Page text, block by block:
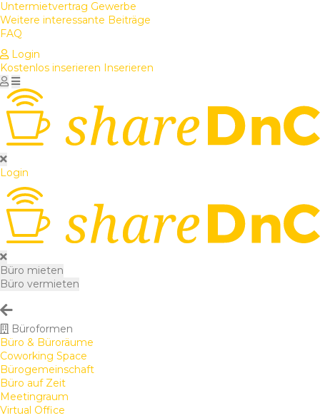
Untermietvertrag Gewerbe
Weitere interessante Beiträge
FAQ
Login
Kostenlos inserieren Inserieren
Login
Büro mieten
Büro vermieten
Büroformen
Büro & Büroräume
Coworking Space
Bürogemeinschaft
Büro auf Zeit
Meetingraum
Virtual Office